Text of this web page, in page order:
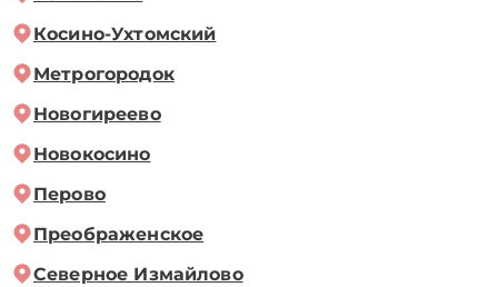
Косино-Ухтомский
Метрогородок
Новогиреево
Новокосино
Перово
Преображенское
Северное Измайлово